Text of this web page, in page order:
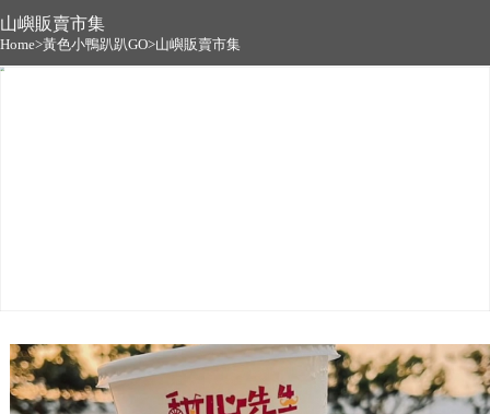
山嶼販賣市集
Home>黃色小鴨趴趴GO>山嶼販賣市集